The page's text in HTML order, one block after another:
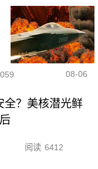
08-06
全？美核潜光鲜
阅读 6412